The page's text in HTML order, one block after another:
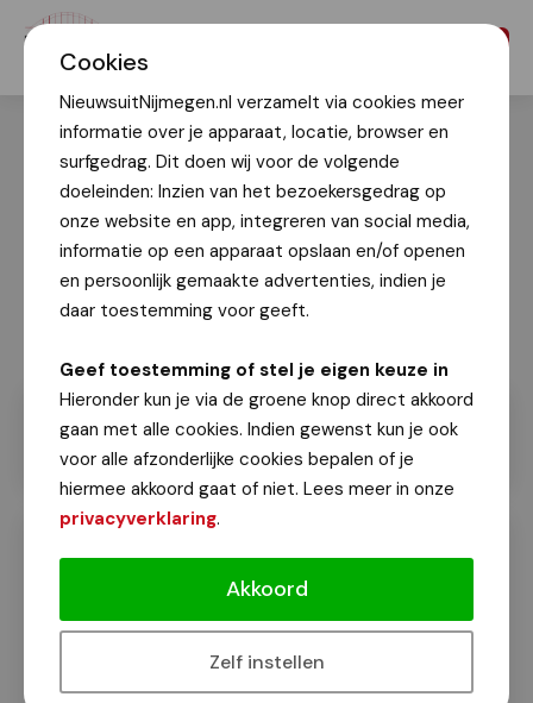
Cookies
NieuwsuitNijmegen.nl verzamelt via cookies meer
informatie over je apparaat, locatie, browser en
surfgedrag. Dit doen wij voor de volgende
doeleinden: Inzien van het bezoekersgedrag op
onze website en app, integreren van social media,
informatie op een apparaat opslaan en/of openen
en persoonlijk gemaakte advertenties, indien je
daar toestemming voor geeft.
Geef toestemming of stel je eigen keuze in
Hieronder kun je via de groene knop direct akkoord
gaan met alle cookies. Indien gewenst kun je ook
voor alle afzonderlijke cookies bepalen of je
hiermee akkoord gaat of niet. Lees meer in onze
privacyverklaring.
Akkoord
Zelf instellen
Stads- en Wijkmonitor 2025: 'Hoe
gaat het met Nijmegen?'
Van onze redactie